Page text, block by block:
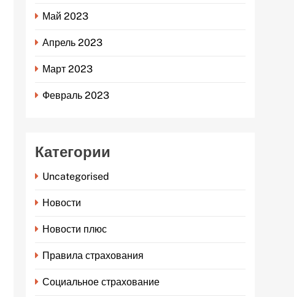
Май 2023
Апрель 2023
Март 2023
Февраль 2023
Категории
Uncategorised
Новости
Новости плюс
Правила страхования
Социальное страхование